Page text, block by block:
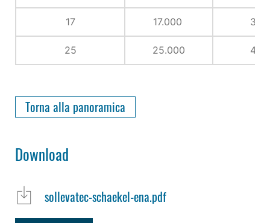
17 17.000 38
25 25.000 44
Torna alla panoramica
Download
sollevatec-schaekel-ena.pdf